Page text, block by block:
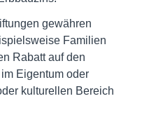
gewähren
Familien
Rabatt auf den
Eigentum oder
kulturellen Bereich